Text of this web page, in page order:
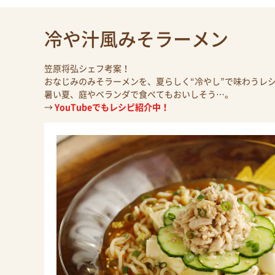
冷や汁風みそラーメン
笠原将弘シェフ考案！
おなじみのみそラーメンを、夏らしく“冷やし”で味わうレ
暑い夏、庭やベランダで食べてもおいしそう…。
→ YouTubeでもレシピ紹介中！